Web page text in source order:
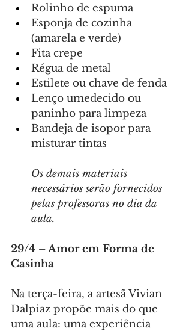
Rolinho de espuma
Esponja de cozinha
(amarela e verde)
Fita crepe
Régua de metal
Estilete ou chave de fenda
Lenço umedecido ou
paninho para limpeza
Bandeja de isopor para
misturar tintas
Os demais materiais
necessários serão fornecidos
pelas professoras no dia da
aula.
29/4 – Amor em Forma de
Casinha
Na terça-feira, a artesã Vivian
Dalpiaz propõe mais do que
uma aula: uma experiência